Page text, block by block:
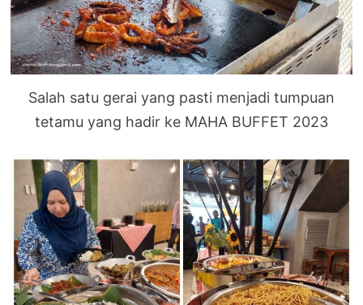
Salah satu gerai yang pasti menjadi tumpuan
tetamu yang hadir ke MAHA BUFFET 2023